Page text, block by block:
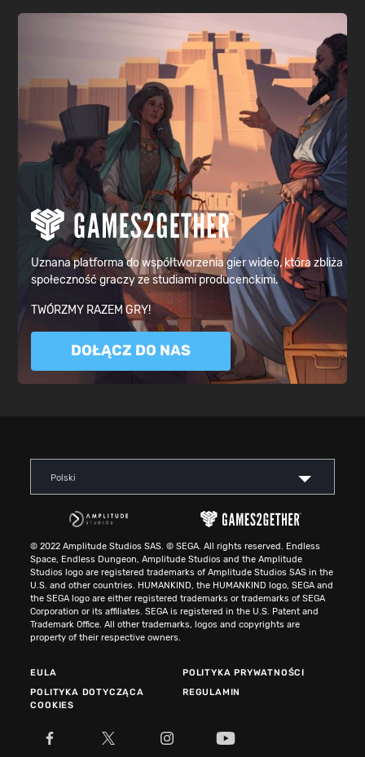
Uznana platforma do współtworzenia gier wideo, która zbliża
społeczność graczy ze studiami producenckimi.
TWÓRZMY RAZEM GRY!
DOŁĄCZ DO NAS
Polski
© 2022 Amplitude Studios SAS. © SEGA. All rights reserved. Endless
Space, Endless Dungeon, Amplitude Studios and the Amplitude
Studios logo are registered trademarks of Amplitude Studios SAS in the
U.S. and other countries. HUMANKIND, the HUMANKIND logo, SEGA and
the SEGA logo are either registered trademarks or trademarks of SEGA
Corporation or its affiliates. SEGA is registered in the U.S. Patent and
Trademark Office. All other trademarks, logos and copyrights are
property of their respective owners.
EULA
POLITYKA PRYWATNOŚCI
POLITYKA DOTYCZĄCA
COOKIES
REGULAMIN